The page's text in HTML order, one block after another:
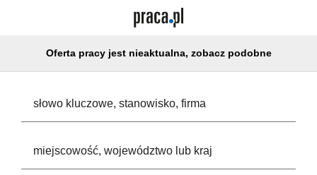
Oferta pracy jest nieaktualna, zobacz podobne